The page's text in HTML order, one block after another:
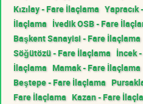
Kızılay - Fare İlaçlama Yapracık
İlaçlama İvedik OSB - Fare
Başkent Sanayisi - Fare İlaçlama
Söğütözü - Fare İlaçlama İncek
İlaçlama Mamak - Fare İlaçlama
Beştepe - Fare İlaçlama
Fare İlaçlama Kazan - Fare